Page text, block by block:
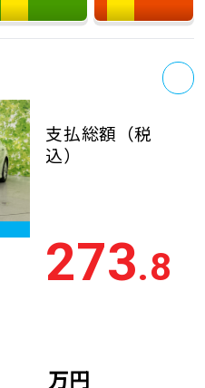
支払総額 （税
込）
273.8
万円